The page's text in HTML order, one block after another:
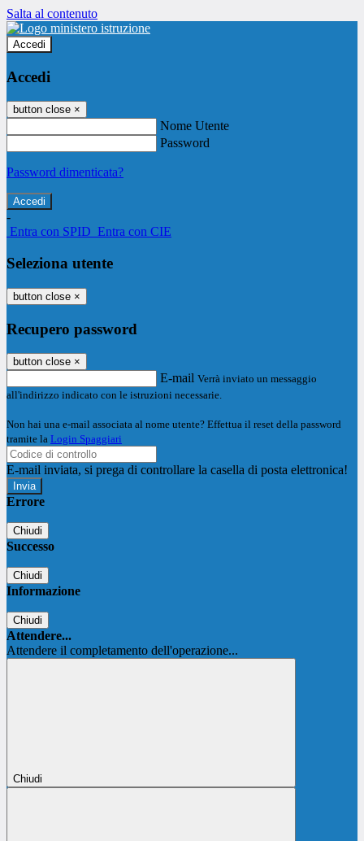
Salta al contenuto
Accedi
Accedi
button close ×
Nome Utente
Password
Password dimenticata?
-
Entra con SPID Entra con CIE
Seleziona utente
button close ×
Recupero password
button close ×
E-mail Verrà inviato un messaggio
all'indirizzo indicato con le istruzioni necessarie.
Non hai una e-mail associata al nome utente? Effettua il reset della password
tramite la Login Spaggiari
E-mail inviata, si prega di controllare la casella di posta elettronica!
Errore
Chiudi
Successo
Chiudi
Informazione
Chiudi
Attendere...
Attendere il completamento dell'operazione...
Chiudi